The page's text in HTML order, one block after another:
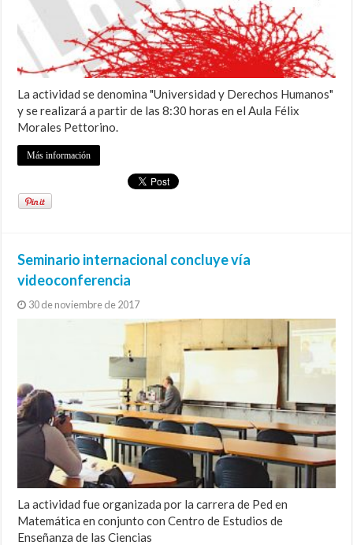
La actividad se denomina "Universidad y Derechos Humanos"
y se realizará a partir de las 8:30 horas en el Aula Félix
Morales Pettorino.
Más información
Seminario internacional concluye vía
videoconferencia
30 de noviembre de 2017
La actividad fue organizada por la carrera de Ped en
Matemática en conjunto con Centro de Estudios de
Enseñanza de las Ciencias